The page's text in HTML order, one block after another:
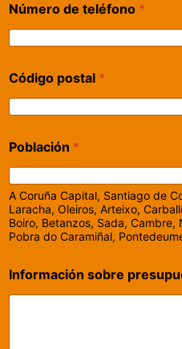
Número de teléfono *
Código postal *
Población *
A Coruña Capital, Santiago de
Laracha, Oleiros, Arteixo,
Boiro, Betanzos, Sada, Cambre,
Pobra do Caramiñal,
Información sobre